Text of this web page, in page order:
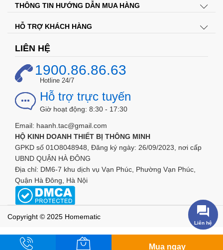
Mua ngay
có thể bảo vệ được các thiết bị điện của mình, không cần cài
THÔNG TIN HƯỚNG DẪN MUA HÀNG
HỖ TRỢ KHÁCH HÀNG
LIÊN HỆ
1900.86.86.63
Hotline 24/7
Hỗ trợ trực tuyến
Giờ hoạt động: 8:30 - 17:30
Email: haanh.tac@gmail.com
HỘ KINH DOANH THIẾT BỊ THÔNG MINH
GPKD số 01O8048948, Đăng ký ngày: 26/09/2023, nơi cấp
UBND QUẬN HÀ ĐÔNG
Địa chỉ: DM6-7 khu dịch vụ Vạn Phúc, Phường Vạn Phúc,
Quận Hà Đông, Hà Nội
Copyright © 2025 Homematic
Liên hệ